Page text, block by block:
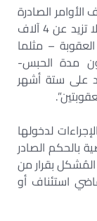
الصادرة
بعقوبة لا تزيد على السجن المشدد، وغرامة لا تزيد عن 4 آلاف
– مثلما
مدة الحبس-
على ستة أشهر
لدخولها
بالحكم الصادر
بقرار من
استئناف أو